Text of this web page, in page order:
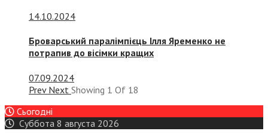
14.10.2024
Броварський паралімпієць Ілля Яременко не
потрапив до вісімки кращих
07.09.2024
Prev Next Showing 1 Of 18
Сьогодні
Суббота 8 августа 2026